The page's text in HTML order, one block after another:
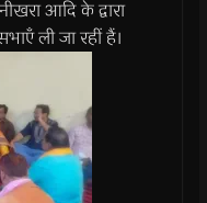
आदि के द्वारा
ली जा रहीं हैं।